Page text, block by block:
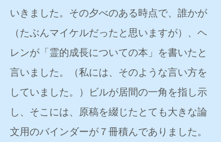
いきました。その夕べのある時点で、誰かが
（たぶんマイケルだったと思いますが）、ヘ
レンが「霊的成長についての本」を書いたと
言いました。（私には、そのような言い方を
していました。）ビルが居間の一角を指し示
し、そこには、原稿を綴じたとても大きな論
文用のバインダーが７冊積んでありました。